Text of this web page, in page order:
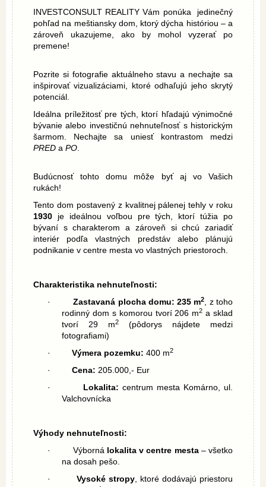
INVESTCONSULT REALITY Vám ponúka jedinečný
pohľad na meštiansky dom, ktorý dýcha históriou – a
zároveň ukazujeme, ako by mohol vyzerať po
premene!
Pozrite si fotografie aktuálneho stavu a nechajte sa
inšpirovaťvizualizáciami, ktoré odhaľujú jeho skrytý
potenciál
Ideálna príležitosť pre tých, ktorí hľadajú výnimočné
bývanie alebo investičnú nehnuteľnosť s historickým
šarmom. Nechajte sa uniesť kontrastom medzi
PRED a PO
Budúcnosť tohto domu môže byť aj vo Vašich
rukách!
Tento dom postavený z kvalitnej pálenej tehly v roku
1930 je ideálnou voľbou pre tých, ktorí túžia po
bývaní s charakterom a zároveň si chcú zariadiť
interiér podľa vlastných predstáv alebo plánujú
podnikanie v centre mesta vo vlastných priestoroch.
Charakteristika nehnuteľnosti:
·
Zastavaná plocha domu: 235 m2
, z toho
rodinný dom s komorou tvorí 206 m2 a sklad
tvorí 29 m2 (pôdorys nájdete medzi
fotografiami)
·
Výmera pozemku: 400 m2
· Cena: 205.000,- Eur
·
Lokalita: centrum mesta Komárno, ul.
Valchovnícka
Výhody nehnuteľnosti:
·
Výborná lokalita v centre mesta– všetko
na dosah pešo.
·
Vysoké stropy , ktoré dodávajú priestoru